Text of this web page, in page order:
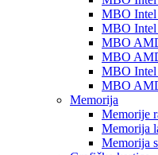
MBO Intel
MBO Intel
MBO
MBO
MBO Intel
MBO
Memorija
Memorije
Memorija
Memorija